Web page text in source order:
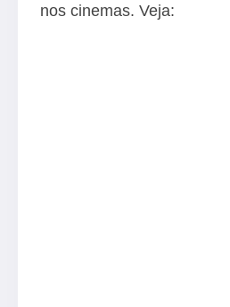
nos cinemas. Veja: